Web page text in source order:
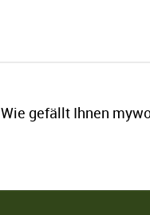
Wie gefällt Ihnen